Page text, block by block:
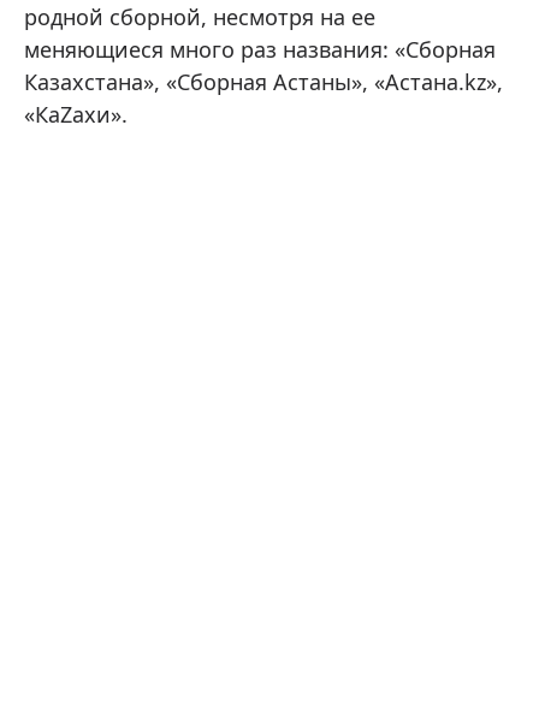
родной сборной, несмотря на ее
меняющиеся много раз названия: «Сборная
Казахстана», «Сборная Астаны», «Астана.kz»,
«КаZахи».